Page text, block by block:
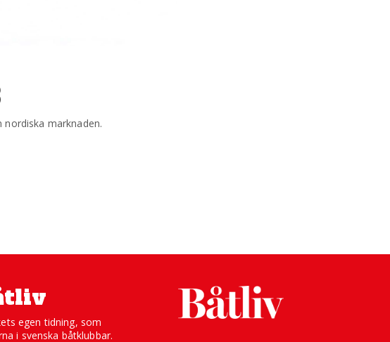
marknaden.
egen tidning, som
i svenska båtklubbar.